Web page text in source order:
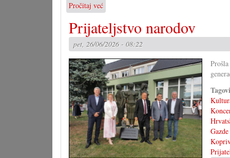
Pročitaj već
37.
hrvatski
festival
u
Devinskom
Novo
Selu
Prijateljstvo narodov
pet, 26/06/2026 - 08:22
Gazde